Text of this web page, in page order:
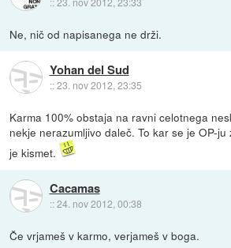
Ne, nič od napisanega ne drži.
Yohan del Sud
::23. nov 2012, 23:35
Karma 100% obstaja na ravni celotnega
nekje nerazumljivo daleč. To kar se je OP-
je kismet.
Cacamas
::24. nov 2012, 00:38
Če vrjameš v karmo, verjameš v boga.